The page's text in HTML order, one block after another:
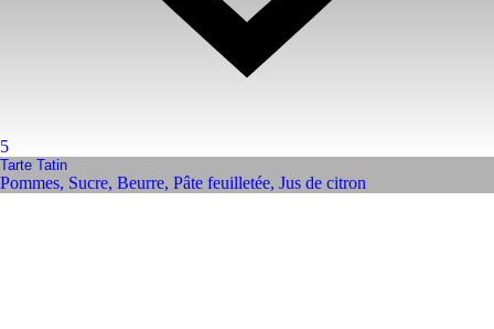
5
Tarte Tatin
Pommes, Sucre, Beurre, Pâte feuilletée, Jus de citron